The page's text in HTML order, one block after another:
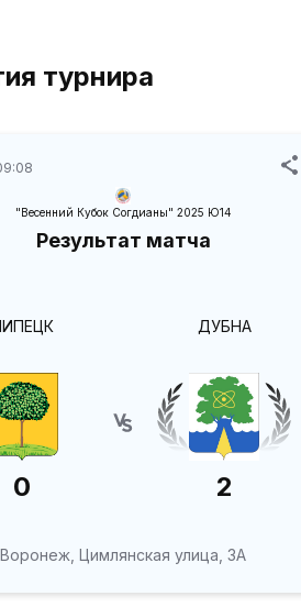
турнира
"Весенний Кубок Согдианы" 2025 Ю14
Результат матча
0
ДУБНА
2
Воронеж, Цимлянская улица, 3А